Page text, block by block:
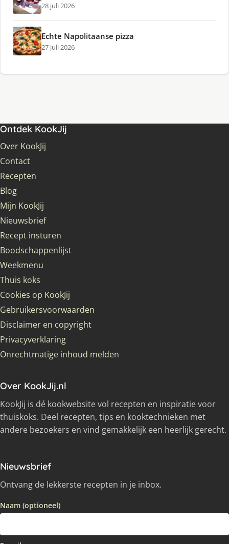
28 juli 2026
Echte Napolitaanse pizza
27 juli 2026
Ontdek KookJij
Over KookJij
Contact
Recepten
Blog
Mijn KookJij
Nieuwsbrief
Recept insturen
Boodschappenlijst
Weekmenu
Thuis koks
Cookies op KookJij
Gebruikersvoorwaarden
Disclaimer en copyright
Privacyverklaring
Onrechtmatige inhoud melden
Over KookJij.nl
KookJij is dé kookwebsite vol recepten en inspiratie voor
thuiskoks. Deel recepten, tips en kooktechnieken met
andere bezoekers en vind gemakkelijk een heerlijk gerecht.
Nieuwsbrief
Ontvang de lekkerste recepten in je inbox.
Naam (optioneel)